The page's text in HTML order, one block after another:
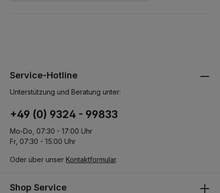
Service-Hotline
Unterstützung und Beratung unter:
+49 (0) 9324 - 99833
Mo-Do, 07:30 - 17:00 Uhr
Fr, 07:30 - 15:00 Uhr
Oder über unser Kontaktformular.
Shop Service